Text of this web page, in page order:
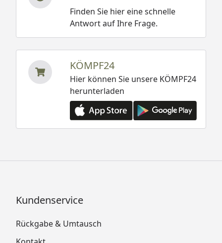
Finden Sie hier eine schnelle
Antwort auf Ihre Frage.
KÖMPF24
Hier können Sie unsere KÖMPF24
herunterladen
Kundenservice
Rückgabe & Umtausch